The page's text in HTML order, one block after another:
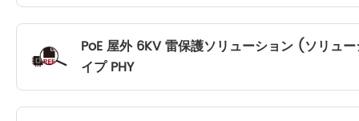
PoE 屋外 6KV 雷保護ソリューション (ソリュ
イプ PHY